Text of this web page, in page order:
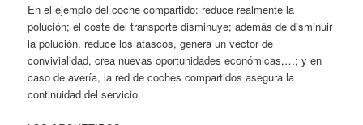
En el ejemplo del coche compartido: reduce realmente la
polución; el coste del transporte disminuye; además de disminuir
la polución, reduce los atascos, genera un vector de
convivialidad, crea nuevas oportunidades económicas,…; y en
caso de avería, la red de coches compartidos asegura la
continuidad del servicio.